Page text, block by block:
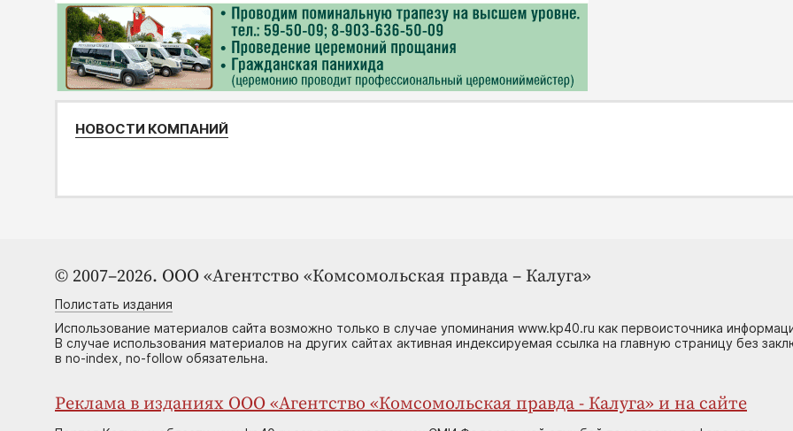
НОВОСТИ КОМПАНИЙ
© 2007–2026. ООО «Агентство «Комсомольская правда – Калуга»
Полистать издания
Использование материалов сайта возможно только в случае упоминания www.kp40.ru как первоисточника
В случае использования материалов на других сайтах активная индексируемая ссылка на главную страницу без
в no-index, no-follow обязательна.
Реклама в изданиях ООО «Агентство «Комсомольская правда - Калуга» и на сайте